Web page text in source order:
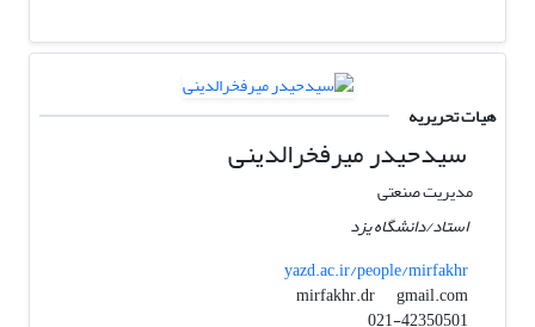
هیات تحریریه
سیدحیدر میرفخرالدینی
مدیریت صنعتی
استاد/دانشگاه یزد
yazd.ac.ir/people/mirfakhr
mirfakhr.dr
gmail.com